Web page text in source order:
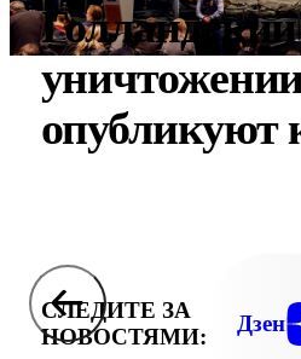
опубликуют
СЛЕДИТЕ ЗА
НОВОСТЯМИ:
Дзен